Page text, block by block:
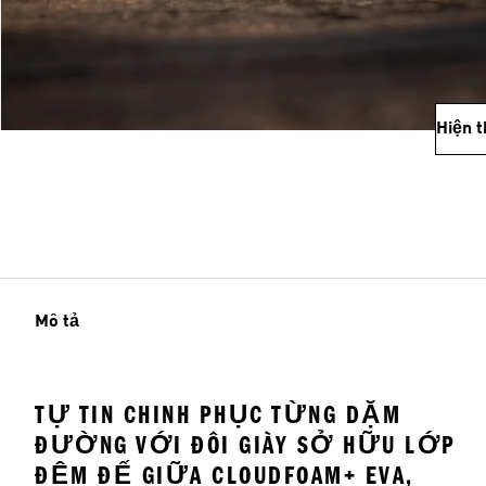
Hiện
Mô tả
TỰ TIN CHINH PHỤC TỪNG DẶM
ĐƯỜNG VỚI ĐÔI GIÀY SỞ HỮU LỚP
ĐỆM ĐẾ GIỮA CLOUDFOAM+ EVA,